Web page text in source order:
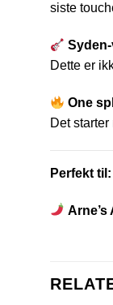
siste
Dette er
One
Det
Perfekt til:
Arne’s